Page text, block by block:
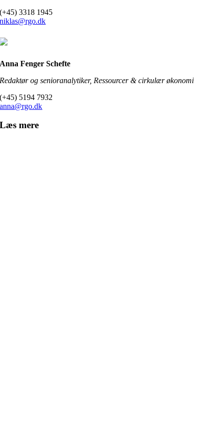
(+45) 3318 1945
niklas@rgo.dk
Anna Fenger Schefte
Redaktør og senioranalytiker, Ressourcer & cirkulær økonomi
(+45) 5194 7932
anna@rgo.dk
Læs mere